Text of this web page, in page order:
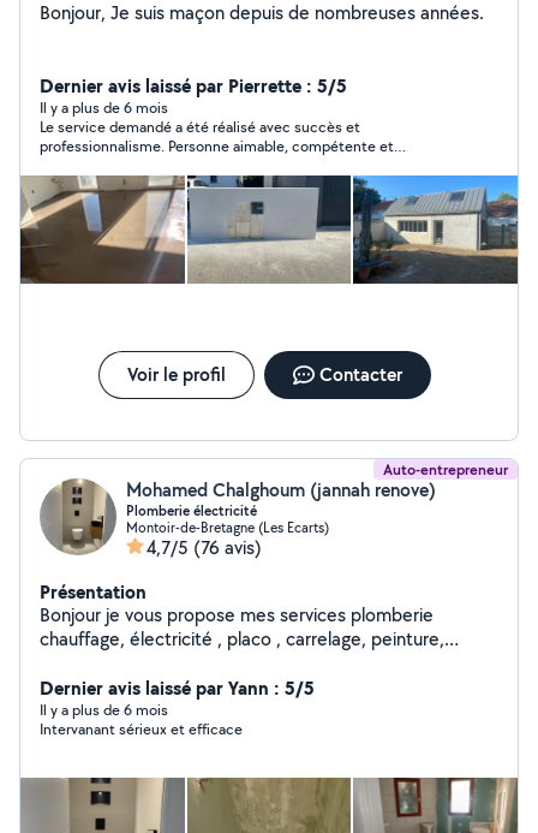
Bonjour, Je suis maçon depuis de nombreuses années.
Dernier avis laissé par Pierrette : 5/5
Il y a plus de 6 mois
Le service demandé a été réalisé avec succès et
professionnalisme. Personne aimable, compétente et
Voir le profil Contacter
Auto-entrepreneur
Mohamed Chalghoum (jannah renove)
Plomberie électricité
Montoir-de-Bretagne (Les Ecarts)
4,7/5 (76 avis)
Présentation
Bonjour je vous propose mes services plomberie
chauffage, électricité , placo , carrelage, peinture,
de plus de 14 ans, rénovation intérieur, rénovation salle
de bain, cuisine et pose de cuisine, avec une garantie
de 10 ans , nous prix il sont raisonnable je vous laisse
chantiers merci
Dernier avis laissé par Yann : 5/5
Il y a plus de 6 mois
Intervanant sérieux et efficace